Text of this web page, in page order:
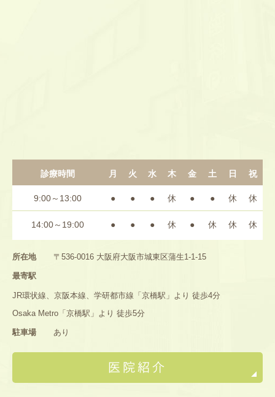
診療時間 月 火 水 木 金 土 日 祝
9:00～13:00 ● ● ● 休 ● ● 休 休
14:00～19:00 ● ● ● 休 ● 休 休 休
所在地 〒536-0016 大阪府大阪市城東区蒲生1-1-15
最寄駅
JR環状線、京阪本線、学研都市線「京橋駅」より 徒歩4分
Osaka Metro「京橋駅」より 徒歩5分
駐車場 あり
医院紹介